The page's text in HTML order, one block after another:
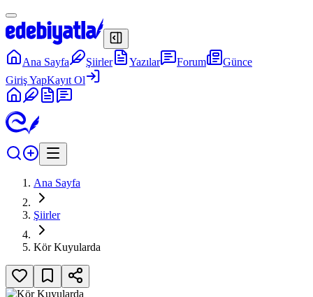
Ana Sayfa Şiirler Yazılar Forum
Günce
Giriş YapKayıt Ol
Ana Sayfa
Şiirler
Kör Kuyularda